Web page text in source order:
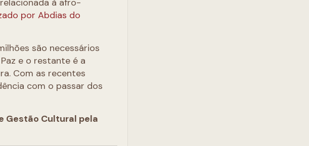
por Abdias do
são necessários
e o restante é a
Com as recentes
com o passar dos
Gestão Cultural pela